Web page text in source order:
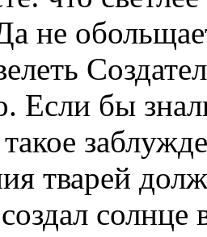
не
Если бы
тварей
солнце